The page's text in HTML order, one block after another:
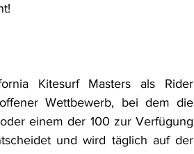
Kitesurf Masters als Rider
Wettbewerb, bei dem die
einem der 100 zur Verfügung
und wird täglich auf der